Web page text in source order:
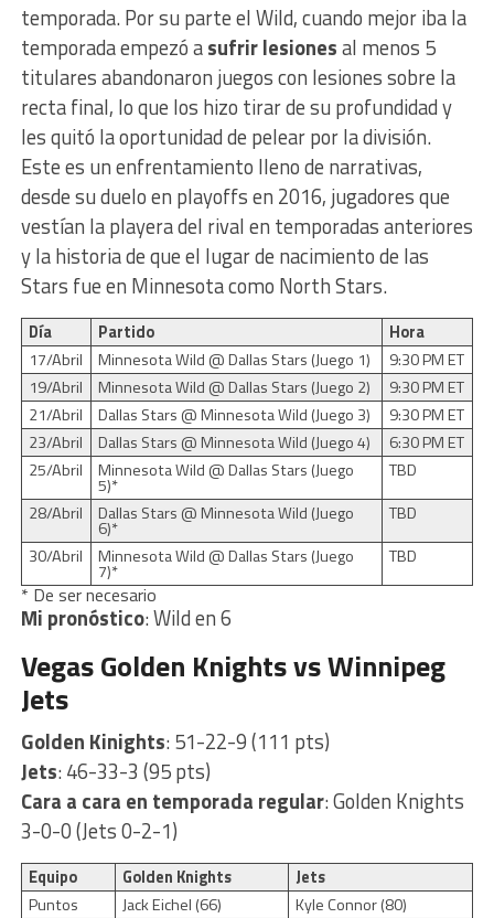
temporada. Por su parte el Wild, cuando mejor iba la
temporada empezó asufrir lesionesal menos 5
titulares abandonaron juegos con lesiones sobre la
recta final, lo que los hizo tirar de su profundidad y
les quitó la oportunidad de pelear por la división.
Este es un enfrentamiento lleno de narrativas,
desde su duelo en playoffs en 2016, jugadores que
vestían la playera del rival en temporadas anteriores
y la historia de que el lugar de nacimiento de las
Stars fue en Minnesota como North Stars.
Día Partido
Hora
17/Abril
Minnesota Wild @ Dallas Stars (Juego 1)
9:30 PM ET
19/Abril
Minnesota Wild @ Dallas Stars (Juego 2)
9:30 PM ET
21/Abril
Dallas Stars @ Minnesota Wild (Juego 3)
9:30 PM ET
23/Abril
Dallas Stars @ Minnesota Wild (Juego 4)
6:30 PM ET
25/Abril
Minnesota Wild @ Dallas Stars (Juego
5)*
TBD
28/Abril
Dallas Stars @ Minnesota Wild (Juego
6)*
TBD
30/Abril
Minnesota Wild @ Dallas Stars (Juego
7)*
TBD
* De ser necesario
Mi pronóstico: Wild en 6
Vegas Golden Knights vs Winnipeg
Jets
Golden Kinights: 51-22-9 (111 pts)
Jets: 46-33-3 (95 pts)
Cara a cara en temporada regular: Golden Knights
3-0-0 (Jets 0-2-1)
Equipo Golden Knights
Jets
Puntos
Jack Eichel (66)
Kyle Connor (80)